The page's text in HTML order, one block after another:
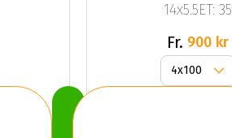
14x5.5ET: 35
Fr. 900 kr